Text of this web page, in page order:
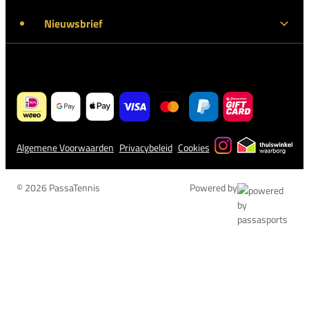
Nieuwsbrief
Algemene Voorwaarden Privacybeleid Cookies
© 2026 PassaTennis Powered by